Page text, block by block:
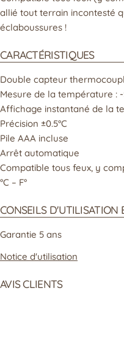
allié tout terrain incontesté
éclaboussures !
CARACTÉRISTIQUES
Double capteur
Mesure de la température : -
Affichage instantané de la
Précision ±0.5°C
Pile AAA incluse
Arrêt automatique
Compatible tous feux, y
°C – F°
CONSEILS D'UTILISATION
Garantie 5 ans
Notice d'utilisation
AVIS CLIENTS